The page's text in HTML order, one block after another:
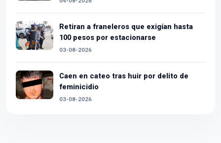
Retiran a franeleros que exigían hasta
100 pesos por estacionarse
03-08-2026
Caen en cateo tras huir por delito de
feminicidio
03-08-2026